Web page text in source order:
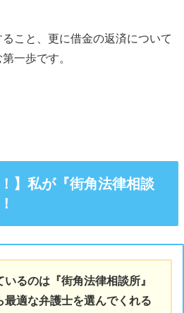
こと、更に借金の返済について
一歩です。
】私が『街角法律相談
るのは『街角法律相談所』
最適な弁護士を選んでくれる